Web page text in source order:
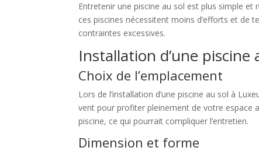
Entretenir une piscine au sol est plus simple
ces piscines nécessitent moins d’efforts et de
contraintes excessives.
Installation d’une piscine
Choix de l’emplacement
Lors de l’installation d’une piscine au sol à
vent pour profiter pleinement de votre espace
piscine, ce qui pourrait compliquer l’entretien.
Dimension et forme